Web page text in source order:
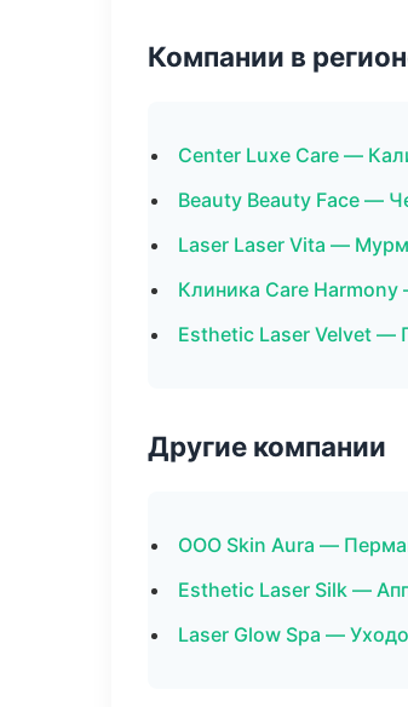
Компании в
Center Luxe Care —
Beauty Beauty Face —
Laser Laser Vita —
Клиника Care
Esthetic Laser Velvet —
Другие компании
ООО Skin Aura —
Esthetic Laser Silk —
Laser Glow Spa —